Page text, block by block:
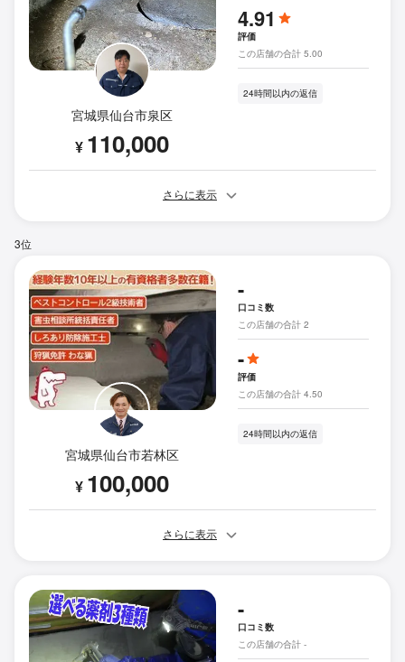
宮城県仙台市泉区
¥ 110,000
4.91
評価
この店舗の合計 5.00
24時間以内の返信
さらに表示
3位
宮城県仙台市若林区
¥ 100,000
-
口コミ数
この店舗の合計 2
-
評価
この店舗の合計 4.50
24時間以内の返信
さらに表示
-
口コミ数
この店舗の合計 -